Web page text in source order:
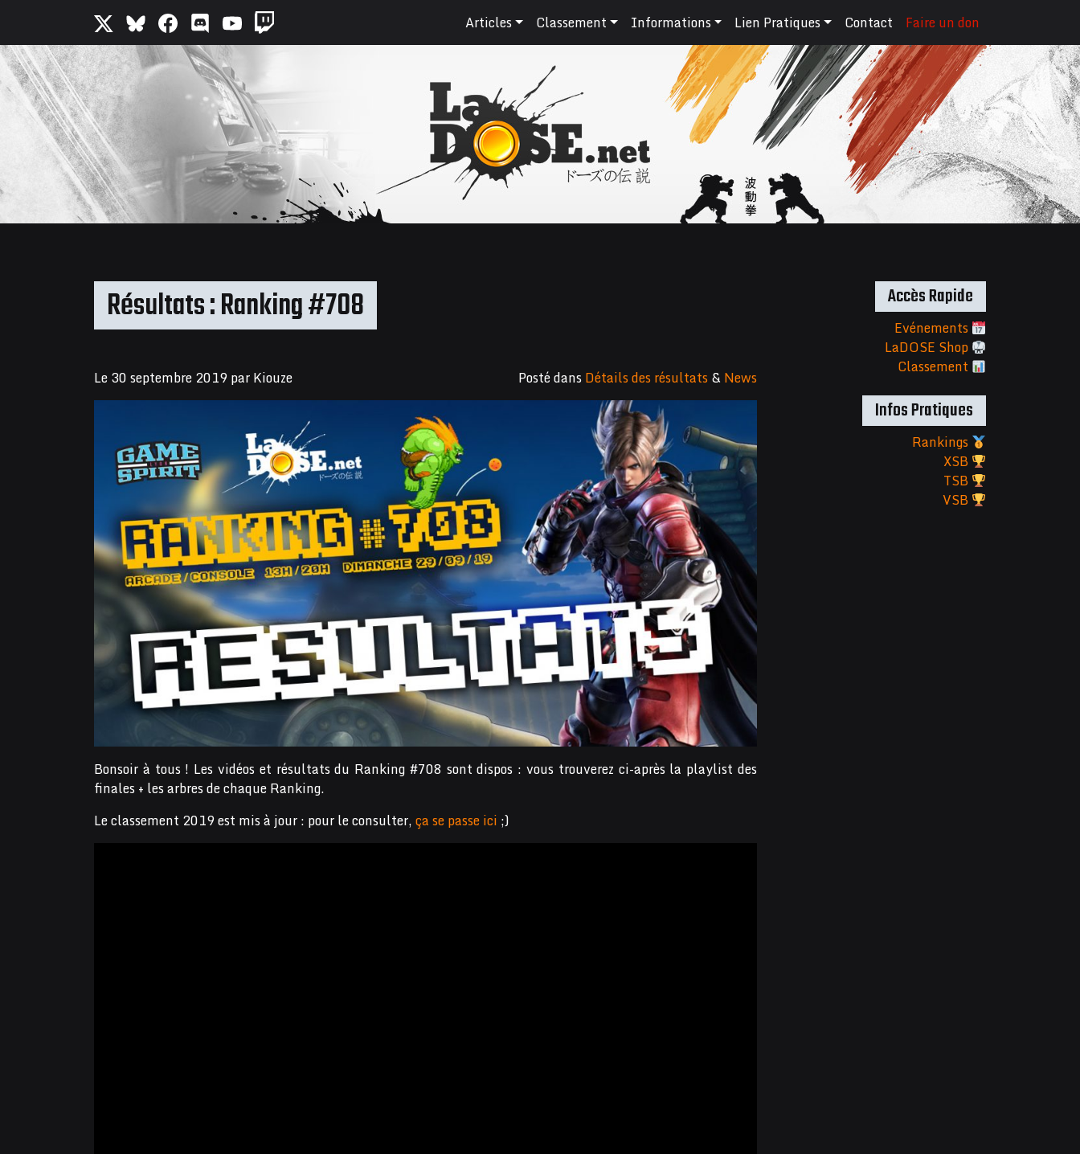
Articles Classement Informations Lien Pratiques Contact Faire un don
Résultats : Ranking #708
Le30 septembre 2019parKiouze Posté dansDétails des résultats& News
Bonsoir à tous ! Les vidéos et résultats du Ranking #708 sont dispos : vous trouverez ci-après la playlist des
finales + les arbres de chaque Ranking.
Le classement 2019 est mis à jour : pour le consulter,ça se passe ici ;)
Accès Rapide
Evénements
LaDOSE Shop
Classement
Infos Pratiques
Rankings
XSB
TSB
VSB